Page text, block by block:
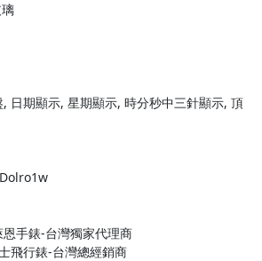
日期顯示, 星期顯示, 時分秒中三針顯示, 頂
手錶-台灣獨家代理商
飛行錶-台灣總經銷商